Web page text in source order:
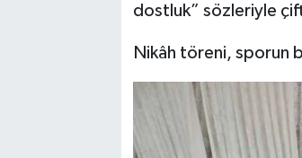
dostluk” sözleriyle
Nikâh töreni, sporun